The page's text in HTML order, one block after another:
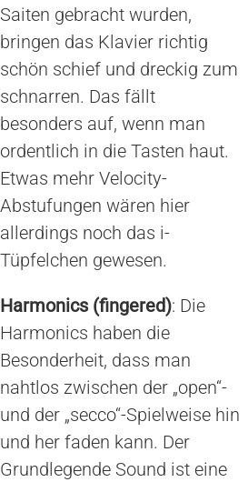
Saiten gebracht wurden,
bringen das Klavier richtig
schön schief und dreckig zum
schnarren. Das fällt
besonders auf, wenn man
ordentlich in die Tasten haut.
Etwas mehr Velocity-
Abstufungen wären hier
allerdings noch das i-
Tüpfelchen gewesen.
Harmonics (fingered): Die
Harmonics haben die
Besonderheit, dass man
nahtlos zwischen der „open“-
und der „secco“-Spielweise hin
und her faden kann. Der
Grundlegende Sound ist eine